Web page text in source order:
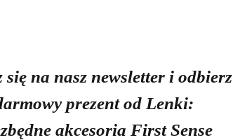
się na nasz newsletter i odbierz
prezent od Lenki:
akcesoria First Sense